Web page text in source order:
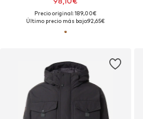
Precio original: 189,00€
Último precio más bajo:92,65€